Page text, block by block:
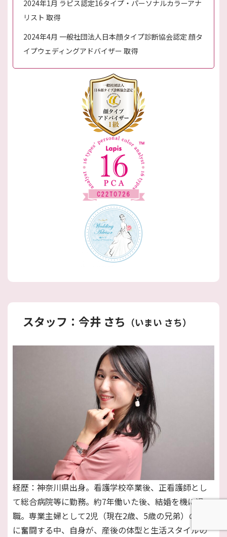
2024年1月 ラピス認定16タイプ・パーソナルカラーアナ
リスト 取得
2024年4月 一般社団法人日本顔タイプ診断協会認定 顔タ
イプウェディングアドバイザー 取得
スタッフ：今井 さち （いまい さち）
経歴：神奈川県出身。看護学校卒業後、正看護師とし
て総合病院等に勤務。約7年働いた後、結婚を機に退
職。専業主婦として2児（現在2歳、5歳の兄弟）の育児
に奮闘する中、自身が、産後の体型と生活スタイルの